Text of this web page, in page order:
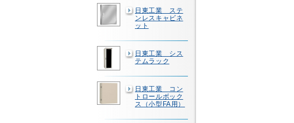
日東工業 ステ
ンレスキャビネ
ット
日東工業 シス
テムラック
日東工業 コン
トロールボック
ス（小型FA用）